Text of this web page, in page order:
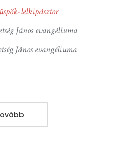
lelkipásztor
János evangéliuma
János evangéliuma